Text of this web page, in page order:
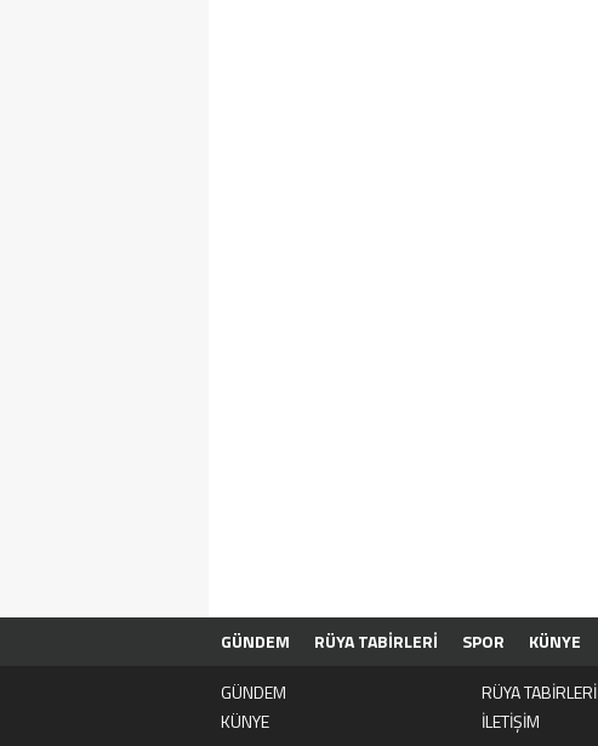
GÜNDEM RÜYA TABİRLERİ SPOR KÜNYE
GÜNDEM
RÜYA TABİRLERİ
KÜNYE
İLETİŞİM